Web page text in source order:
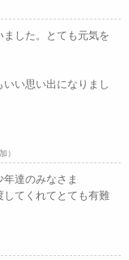
した。とても元気を
い思い出になりまし
）
達のみなさま
てくれてとても有難